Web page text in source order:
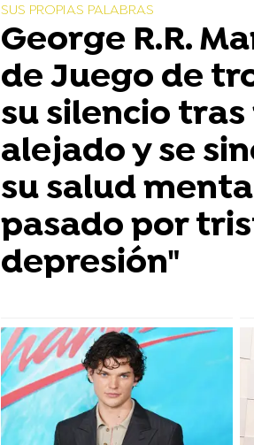
SUS PROPIAS PALABRAS
George R.R.
de Juego de
su silencio tras
alejado y se
su salud
pasado por
depresión"